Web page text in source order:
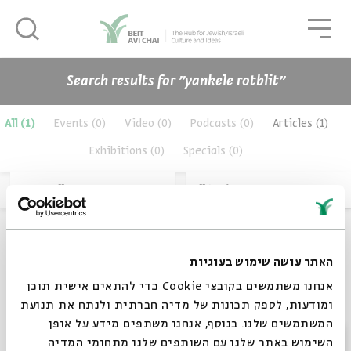
האתר עושה שימוש בעוגיות
אנחנו משתמשים בקובצי Cookie כדי להתאים אישית תוכן
ומודעות, לספק תכונות של מדיה חברתית ולנתח את תנועת
המשתמשים שלנו. בנוסף, אנחנו משתפים מידע על אופן
השימוש באתר שלנו עם השותפים שלנו מתחומי המדיה
Search results for ״yankele rotblit״
תכנים
All (1) Events (0) Video (0) Podcasts (0) Articles (1)
Exhibitions (0) Specials (0)
סגור